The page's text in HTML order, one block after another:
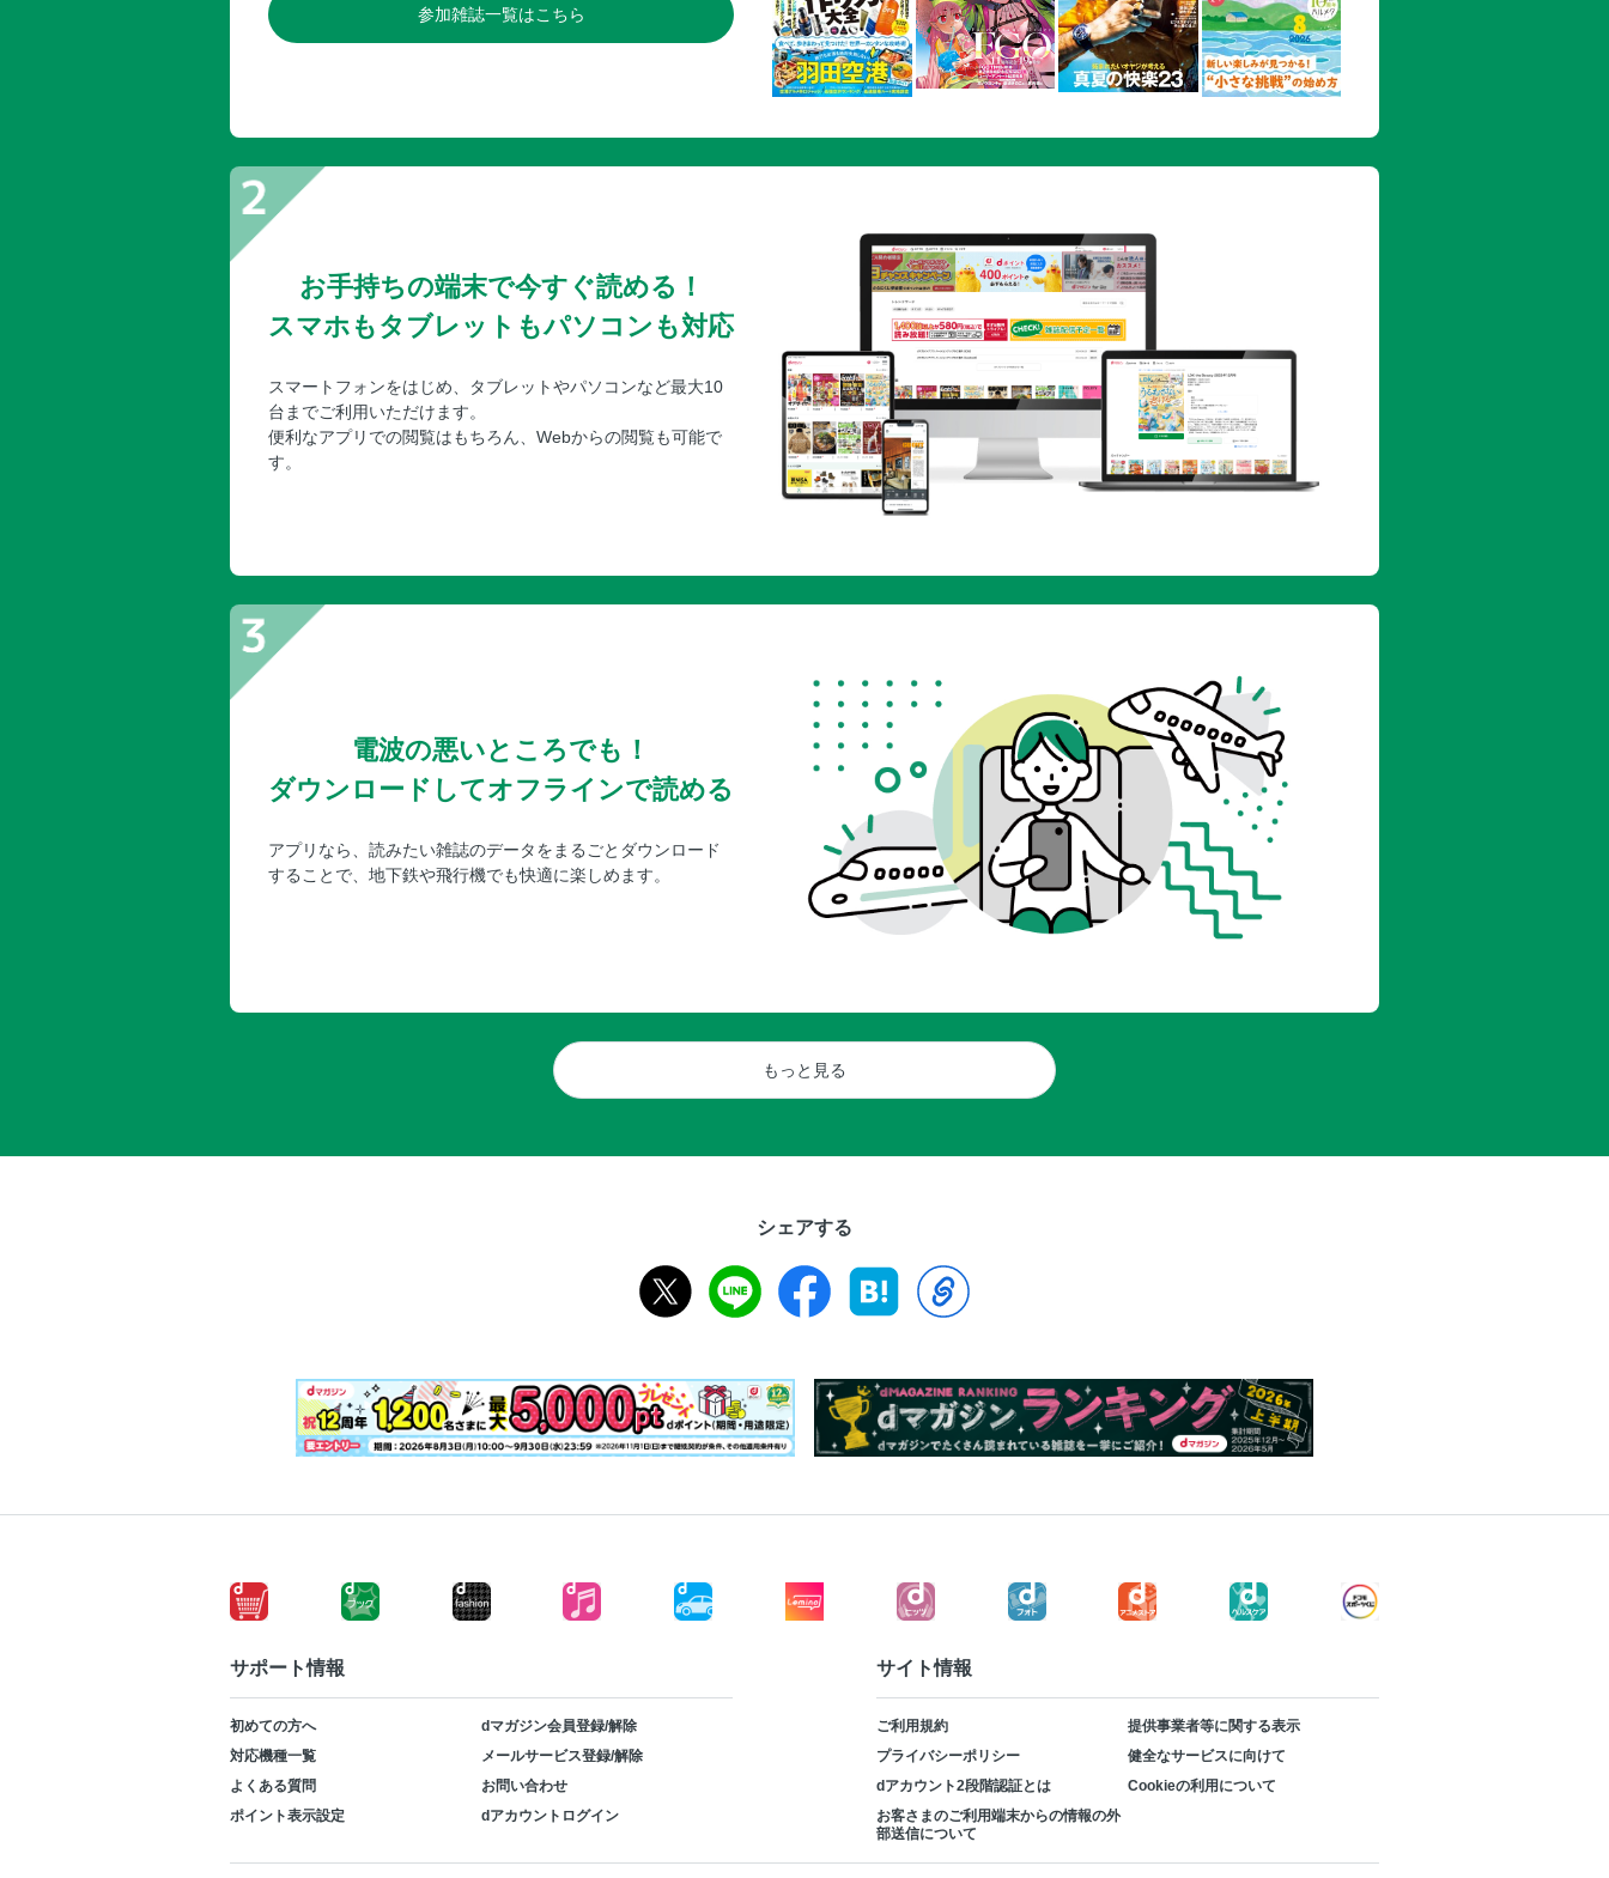
参加雑誌一覧はこちら
お手持ちの端末で今すぐ読める！
スマホもタブレットもパソコンも対応
スマートフォンをはじめ、タブレットやパソコンなど最大10
台までご利用いただけます。
便利なアプリでの閲覧はもちろん、Webからの閲覧も可能で
す。
電波の悪いところでも！
ダウンロードしてオフラインで読める
アプリなら、読みたい雑誌のデータをまるごとダウンロード
することで、地下鉄や飛行機でも快適に楽しめます。
もっと見る
シェアする
サポート情報
初めての方へ
dマガジン会員登録/解除
対応機種一覧
メールサービス登録/解除
よくある質問
お問い合わせ
ポイント表示設定
dアカウントログイン
サイト情報
ご利用規約
提供事業者等に関する表示
プライバシーポリシー
健全なサービスに向けて
dアカウント2段階認証とは
Cookieの利用について
お客さまのご利用端末からの情報の外
部送信について